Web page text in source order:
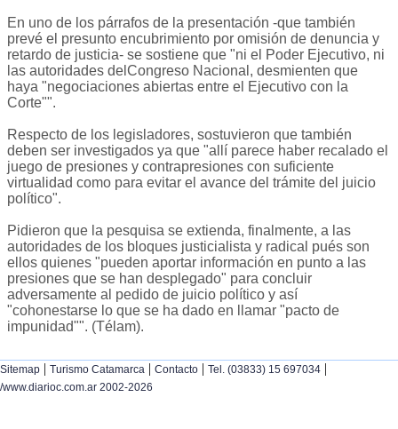
En uno de los párrafos de la presentación -que también
prevé el presunto encubrimiento por omisión de denuncia y
retardo de justicia- se sostiene que "ni el Poder Ejecutivo, ni
las autoridades delCongreso Nacional, desmienten que
haya "negociaciones abiertas entre el Ejecutivo con la
Corte"".
Respecto de los legisladores, sostuvieron que también
deben ser investigados ya que "allí parece haber recalado el
juego de presiones y contrapresiones con suficiente
virtualidad como para evitar el avance del trámite del juicio
político".
Pidieron que la pesquisa se extienda, finalmente, a las
autoridades de los bloques justicialista y radical pués son
ellos quienes "pueden aportar información en punto a las
presiones que se han desplegado" para concluir
adversamente al pedido de juicio político y así
"cohonestarse lo que se ha dado en llamar "pacto de
impunidad"". (Télam).
Sitemap | Turismo Catamarca | Contacto | Tel. (03833) 15 697034 |
/www.diarioc.com.ar 2002-2026